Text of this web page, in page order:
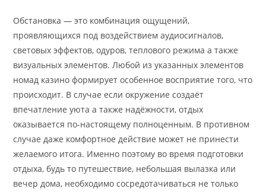
Обстановка — это комбинация ощущений,
проявляющихся под воздействием аудиосигналов,
световых эффектов, одуров, теплового режима а также
визуальных элементов. Любой из указанных элементов
номад казино формирует особенное восприятие того, что
происходит. В случае если окружение создаёт
впечатление уюта а также надёжности, отдых
оказывается по-настоящему полноценным. В противном
случае даже комфортное действие может не принести
желаемого итога. Именно поэтому во время подготовки
отдыха, будь то путешествие, небольшая вылазка или
вечер дома, необходимо сосредотачиваться не только